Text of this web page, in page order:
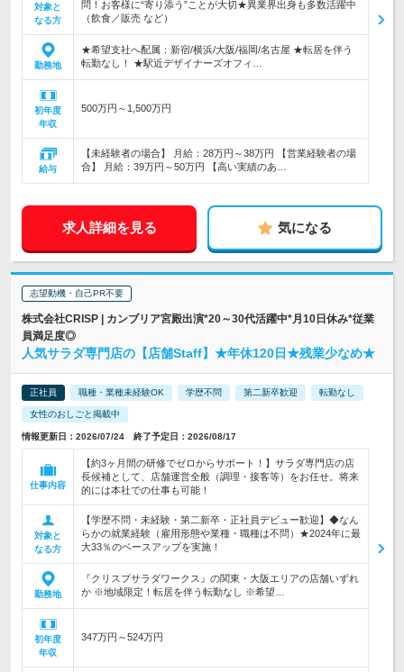
対象と
なる方
問！お客様に“寄り添う”ことが大切★異業界出身も多数活躍中
（飲食／販売 など）
勤務地
★希望支社へ配属：新宿/横浜/大阪/福岡/名古屋 ★転居を伴う
転勤なし！ ★駅近デザイナーズオフィ…
初年度
年収
500万円～1,500万円
給与
【未経験者の場合】 月給：28万円～38万円 【営業経験者の場
合】 月給：39万円～50万円 【高い実績のあ…
求人詳細を見る 気になる
志望動機・自己PR不要
株式会社CRISP | カンブリア宮殿出演*20～30代活躍中*月10日休み*従業
員満足度◎
人気サラダ専門店の【店舗Staff】★年休120日★残業少なめ★
正社員 職種・業種未経験OK 学歴不問 第二新卒歓迎 転勤なし
女性のおしごと掲載中
情報更新日：2026/07/24 終了予定日：2026/08/17
仕事内容
【約3ヶ月間の研修でゼロからサポート！】サラダ専門店の店
長候補として、店舗運営全般（調理・接客等）をお任せ。将来
的には本社での仕事も可能！
対象と
なる方
【学歴不問・未経験・第二新卒・正社員デビュー歓迎】◆なん
らかの就業経験（雇用形態や業種・職種は不問）★2024年に最
大33％のベースアップを実施！
勤務地
『クリスプサラダワークス』の関東・大阪エリアの店舗いずれ
か ※地域限定！転居を伴う転勤なし ※希望…
初年度
年収
347万円～524万円